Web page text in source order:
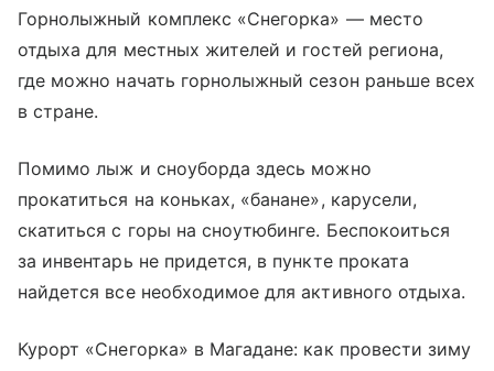
Горнолыжный комплекс «Снегорка» — место
отдыха для местных жителей и гостей региона,
где можно начать горнолыжный сезон раньше всех
в стране.
Помимо лыж и сноуборда здесь можно
прокатиться на коньках, «банане», карусели,
скатиться с горы на сноутюбинге. Беспокоиться
за инвентарь не придется, в пункте проката
найдется все необходимое для активного отдыха.
Курорт «Снегорка» в Магадане: как провести зиму